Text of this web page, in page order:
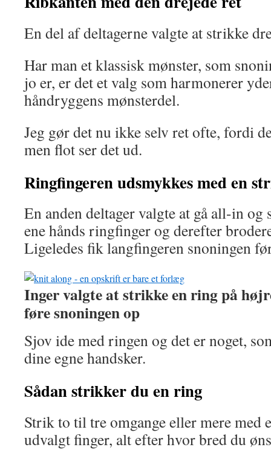
En del af deltagerne valgte at strikke
Har man et klassisk mønster, som
jo er, er det et valg som harmonerer
håndryggens mønsterdel.
Jeg gør det nu ikke selv ret ofte, fordi
men flot ser det ud.
Ringfingerenudsmykkes med en
En anden deltager valgte at gå all-in
ene hånds ringfinger og derefter
Ligeledes fik langfingeren snoningen
Inger valgte at strikke en ring på
føre snoningen op
Sjov ide med ringen og det er noget,
dine egne handsker.
Sådan strikker du en ring
Strik to til tre omgange eller mere med
udvalgt finger, alt efter hvor bred du